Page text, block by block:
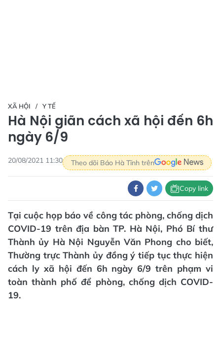
XÃ HỘI Y TẾ
Hà Nội giãn cách xã hội đến 6h
ngày 6/9
20/08/2021 11:30 Theo dõi Báo Hà Tĩnh trên
Copy link
Tại cuộc họp báo về công tác phòng, chống dịch
COVID-19 trên địa bàn TP. Hà Nội, Phó Bí thư
Thành ủy Hà Nội Nguyễn Văn Phong cho biết,
Thường trực Thành ủy đồng ý tiếp tục thực hiện
cách ly xã hội đến 6h ngày 6/9 trên phạm vi
toàn thành phố để phòng, chống dịch COVID-
19.